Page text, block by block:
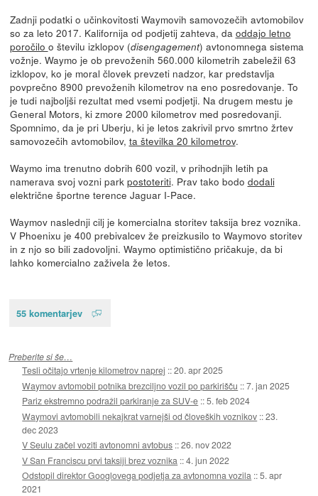
Zadnji podatki o učinkovitosti Waymovih samovozečih avtomobilov
so za leto 2017. Kalifornija od podjetij zahteva, da oddajo letno
poročilo o številu izklopov (disengagement) avtonomnega sistema
vožnje. Waymo je ob prevoženih 560.000 kilometrih zabeležil 63
izklopov, ko je moral človek prevzeti nadzor, kar predstavlja
povprečno 8900 prevoženih kilometrov na eno posredovanje. To
je tudi najboljši rezultat med vsemi podjetji. Na drugem mestu je
General Motors, ki zmore 2000 kilometrov med posredovanji.
Spomnimo, da je pri Uberju, ki je letos zakrivil prvo smrtno žrtev
samovozečih avtomobilov, ta številka 20 kilometrov.
Waymo ima trenutno dobrih 600 vozil, v prihodnjih letih pa
namerava svoj vozni park postoteriti. Prav tako bodo dodali
električne športne terence Jaguar I-Pace.
Waymov naslednji cilj je komercialna storitev taksija brez voznika.
V Phoenixu je 400 prebivalcev že preizkusilo to Waymovo storitev
in z njo so bili zadovoljni. Waymo optimistično pričakuje, da bi
lahko komercialno zaživela že letos.
55 komentarjev
Preberite si še…
Tesli očitajo vrtenje kilometrov naprej ::20. apr 2025
Waymov avtomobil potnika brezciljno vozil po parkirišču ::7. jan 2025
Pariz ekstremno podražil parkiranje za SUV-e ::5. feb 2024
Waymovi avtomobili nekajkrat varnejši od človeških voznikov ::23.
dec 2023
V Seulu začel voziti avtonomni avtobus ::26. nov 2022
V San Franciscu prvi taksiji brez voznika ::4. jun 2022
Odstopil direktor Googlovega podjetja za avtonomna vozila ::5. apr
2021